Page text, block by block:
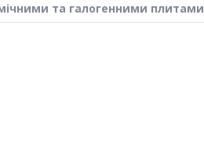
та галогенними плитами